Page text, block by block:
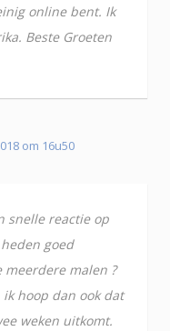
online bent. Ik
Beste Groeten
om 16u50
snelle reactie op
goed
malen ?
hoop dan ook dat
weken uitkomt.